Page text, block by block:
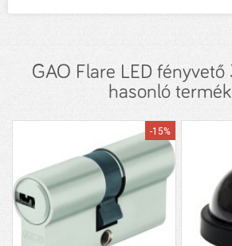
GAO Flare LED fényvető
hasonló
-15%